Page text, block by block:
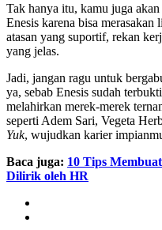
Tak hanya itu, kamu juga
Enesis karena bisa
atasan yang suportif, rekan
yang jelas.
Jadi, jangan ragu untuk
ya, sebab Enesis sudah
melahirkan merek-merek
seperti Adem Sari, Vegeta
Yuk, wujudkan karier
Baca juga: 10 Tips
Dilirik oleh HR